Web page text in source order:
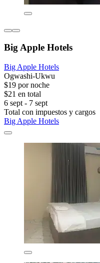
Big Apple Hotels
Big Apple Hotels
Ogwashi-Ukwu
$19 por noche
$21 en total
6 sept - 7 sept
Total con impuestos y cargos
Big Apple Hotels